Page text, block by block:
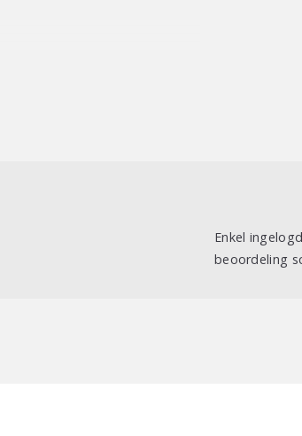
te creëren.
Enkel
beoordeling